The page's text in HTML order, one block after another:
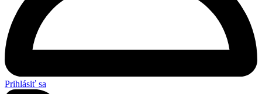
Prihlásiť sa